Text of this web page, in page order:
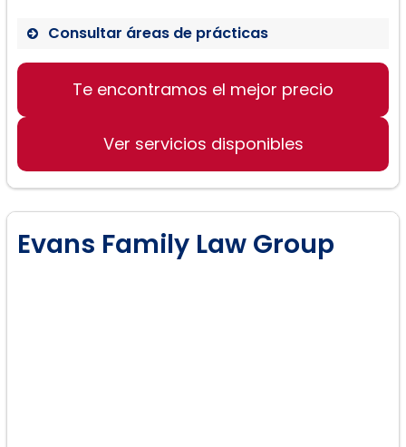
Consultar áreas de prácticas
Divorcio:
Te encontramos el mejor precio
Ver servicios disponibles
Evans Family Law Group